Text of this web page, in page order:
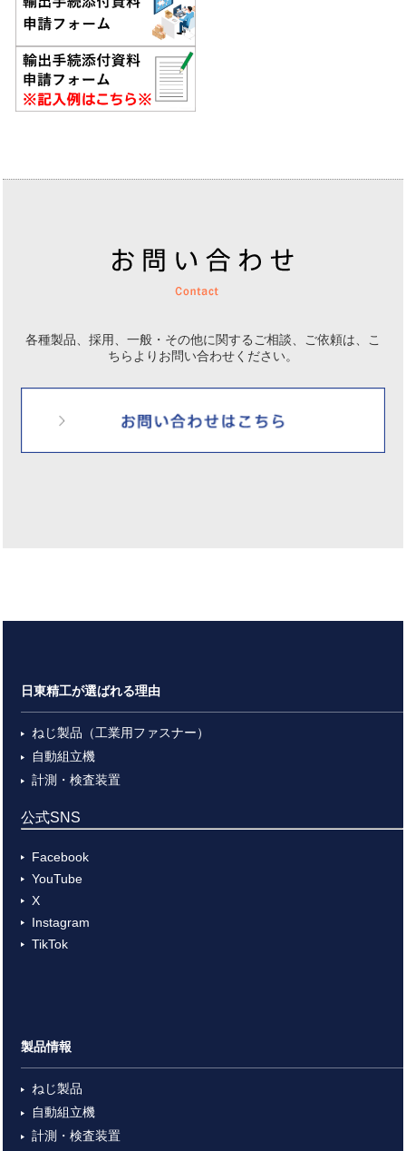
各種製品、採用、一般・その他に関するご相談、ご依頼は、
こ
ちらよりお問い合わせください。
日東精工が選ばれる理由
ねじ製品（工業用ファスナー）
自動組立機
計測・検査装置
公式SNS
Facebook
YouTube
X
Instagram
TikTok
製品情報
ねじ製品
自動組立機
計測・検査装置